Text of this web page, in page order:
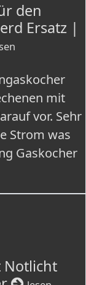
den
Ersatz |
mit
vor. Sehr
Strom was
Gaskocher
Notlicht